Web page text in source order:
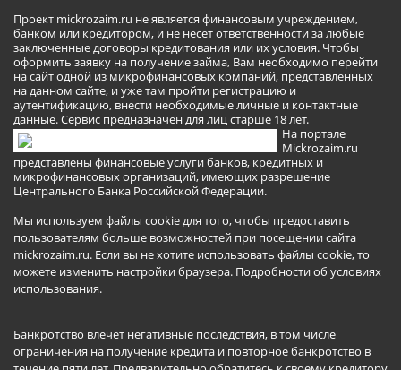
Проект mickrozaim.ru не является финансовым учреждением,
банком или кредитором, и не несёт ответственности за любые
заключенные договоры кредитования или их условия. Чтобы
оформить заявку на получение займа, Вам необходимо перейти
на сайт одной из микрофинансовых компаний, представленных
на данном сайте, и уже там пройти регистрацию и
аутентификацию, внести необходимые личные и контактные
данные. Сервис предназначен для лиц старше 18 лет.
На портале
Mickrozaim.ru
представлены финансовые услуги банков, кредитных и
микрофинансовых организаций, имеющих разрешение
Центрального Банка Российской Федерации.
Мы используем файлы cookie для того, чтобы предоставить
пользователям больше возможностей при посещении сайта
mickrozaim.ru. Если вы не хотите использовать файлы cookie, то
можете изменить настройки браузера. Подробности об условиях
использования.
Банкротство влечет негативные последствия, в том числе
ограничения на получение кредита и повторное банкротство в